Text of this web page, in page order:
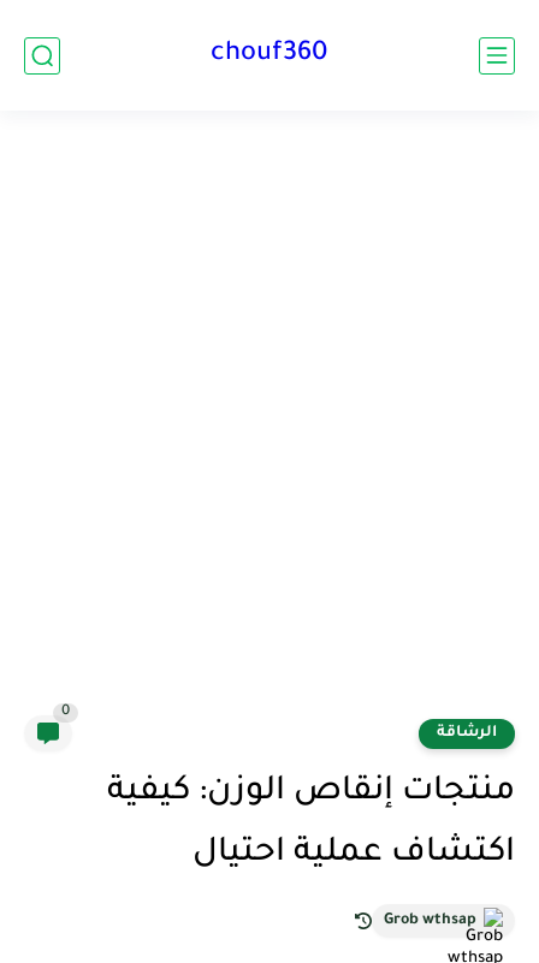
chouf360
الرشاقة
0
منتجات إنقاص الوزن: كيفية
اكتشاف عملية احتيال
Grob wthsap